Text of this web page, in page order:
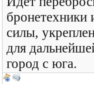
бронетехники
силы,
для
город с юга.